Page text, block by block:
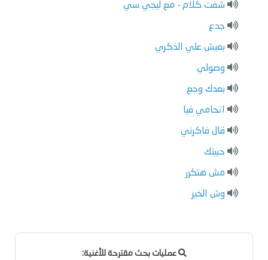
شفت كلام - مع ليجي سي
جدع
بعيش علي الذكري
وصولي
بعدك وجع
اتحامي فيا
قال فاكرني
حبيتك
مش هتكرر
وش الخير
عمليات بحث مقترحة للأغنية: